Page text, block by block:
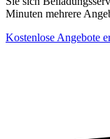
Minuten mehrere
Kostenlose Angebote